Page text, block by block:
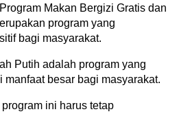
Makan Bergizi Gratis dan
program yang
bagi masyarakat.
Putih adalah program yang
besar bagi masyarakat.
ini harus tetap